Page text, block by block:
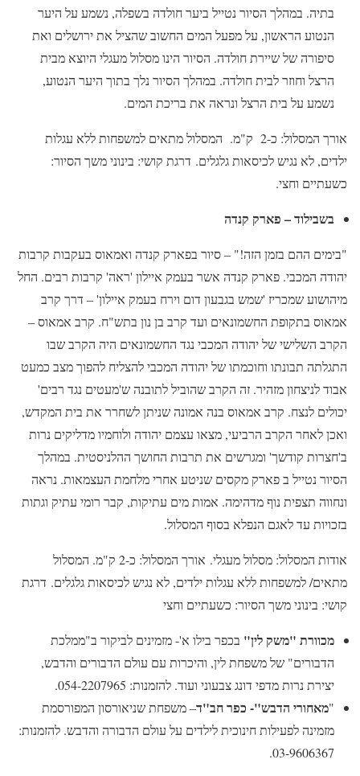
בתיה. במהלך הסיור נטייל ביער חולדה בשפלה, נשמע על היער
הנטוע הראשון, על מפעל המים החשוב שהציל את ירושלים ואת
סיפורה של שיירת חולדה. הסיור הינו מסלול מעגלי היוצא מבית
הרצל וחוזר לבית חולדה. במהלך הסיור נלך בתוך היער הנטוע,
נשמע על בית הרצל ונראה את בריכת המים.
אורך המסלול: כ-2 ק"מ. המסלול מתאים למשפחות ללא עגלות
ילדים, לא נגיש לכיסאות גלגלים. דרגת קושי: בינוני משך הסיור:
כשעתיים וחצי.
בשבילוד – פארק קנדה
"בימים ההם בזמן הזה!" – סיור בפארק קנדה ואמאוס בעקבות קרבות
יהודה המכבי. פארק קנדה אשר בעמק איילון 'ראה' קרבות רבים. החל
מיהושוע שמכריז 'שמש בגבעון דום וירח בעמק איילון' – דרך קרב
אמאוס בתקופת החשמונאים ועד קרב בן נון בתש"ח. קרב אמאוס –
הקרב השלישי של יהודה המכבי נגד החשמונאים היה הקרב שבו
התגלתה תבונתו וחוכמתו של יהודה המכבי להצליח להפוך מצב כמעט
אבוד לניצחון מזהיר. זה הקרב שהוביל לתובנה ש'מעטים נגד רבים'
יכולים לנצח. קרב אמאוס בנה אמונה שניתן לשחרר את בית המקדש,
ואכן לאחר הקרב הרביעי, מצאו עצמם יהודה ולוחמיו מדליקים נרות
ב'חצרות קודשך' ומגרשים את תרבות החושך ההלניסטית. במהלך
הסיור נטייל ב פארק מקסים שניטע אחרי מלחמת העצמאות. נראה
ונחווה תצפית נוף מדהימה. אמות מים עתיקות, קבר רומי עתיק וגתות
בזכויות עד לאגם הנפלא בסוף המסלול.
אודות המסלול: מסלול מעגלי. אורך המסלול: כ-2 ק"מ. המסלול
מתאים/ למשפחות ללא עגלות ילדים, לא נגיש לכיסאות גלגלים. דרגת
קושי: בינוני משך הסיור: כשעתיים וחצי
מכוורת "משק לין" בכפר בילו א'- מזמינים לביקור ב"ממלכת
הדבורים" של משפחת לין, והיכרות עם עולם הדבורים והדבש,
יצירת נרות מדפי דונג צבעוני ועוד. להזמנות: 054-2207965.
"מאחורי הדבש"- כפר חב"ד– משפחת שניאורסון המפורסמת
מזמינה לפעילות חינוכית לילדים על עולם הדבורה והדבש. להזמנות:
03-9606367.